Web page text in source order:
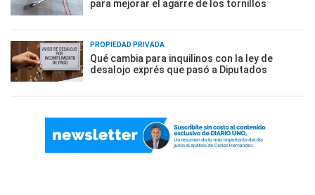
para mejorar el agarre de los tornillos
PROPIEDAD PRIVADA
Qué cambia para inquilinos con la ley de
desalojo exprés que pasó a Diputados